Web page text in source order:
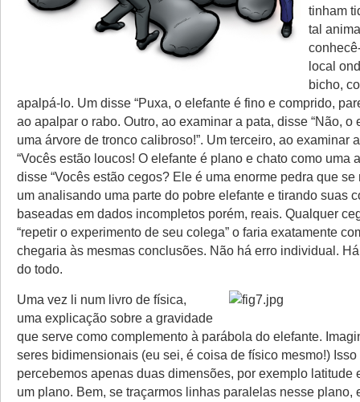
tinham
tal
local
bicho,
apalpá-lo. Um disse “Puxa, o elefante é fino e comprido,
ao apalpar o rabo. Outro, ao examinar a pata, disse “Não, o
uma árvore de tronco calibroso!”. Um terceiro, ao examinar
“Vocês estão loucos! O elefante é plano e chato como uma
disse “Vocês estão cegos? Ele é uma enorme pedra que se
um analisando uma parte do pobre elefante e tirando suas
baseadas em dados incompletos porém, reais. Qualquer
“repetir o experimento de seu colega” o faria exatamente
chegaria às mesmas conclusões. Não há erro individual.
do todo.
Uma vez li num livro de física,
uma explicação sobre a gravidade
que serve como complemento à parábola do elefante.
seres bidimensionais (eu sei, é coisa de físico mesmo!)
percebemos apenas duas dimensões, por exemplo latitude
um plano. Bem, se traçarmos linhas paralelas nesse plano,